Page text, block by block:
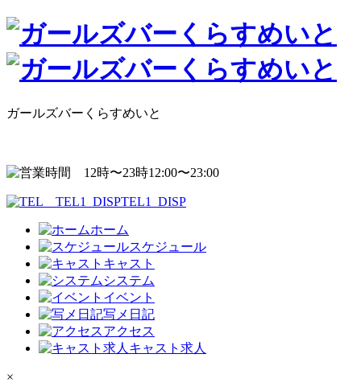
ガールズバーくらすめいと
12:00〜23:00
TEL1_DISP
ホーム
スケジュール
キャスト
システム
イベント
写メ日記
アクセス
キャスト求人
×